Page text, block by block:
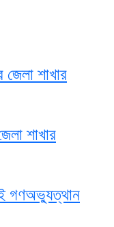
জেলা শাখার
শাখার
গণঅভ্যুত্থান